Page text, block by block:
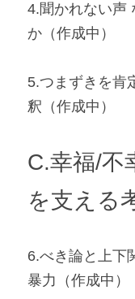
4.聞かれない声
か（作成中）
5.つまずきを肯
釈 （作成中）
C.幸福/不
を支える
6.べき論と上下
暴力 （作成中）